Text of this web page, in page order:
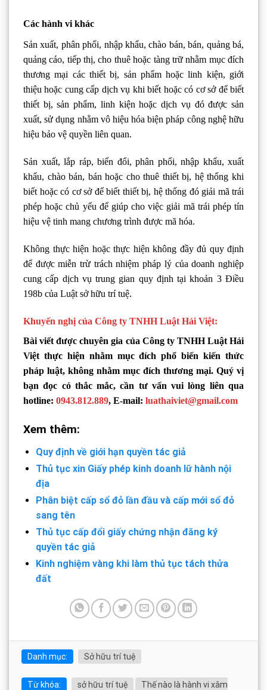
Các hành vi khác
Sản xuất, phân phối, nhập khẩu, chào bán, bán, quảng bá,
quảng cáo, tiếp thị, cho thuê hoặc tàng trữ nhằm mục đích
thương mại các thiết bị, sản phẩm hoặc linh kiện, giới
thiệu hoặc cung cấp dịch vụ khi biết hoặc có cơ sở để biết
thiết bị, sản phẩm, linh kiện hoặc dịch vụ đó được sản
xuất, sử dụng nhằm vô hiệu hóa biện pháp công nghệ hữu
hiệu bảo vệ quyền liên quan.
Sản xuất, lắp ráp, biến đổi, phân phối, nhập khẩu, xuất
khẩu, chào bán, bán hoặc cho thuê thiết bị, hệ thống khi
biết hoặc có cơ sở để biết thiết bị, hệ thống đó giải mã trái
phép hoặc chủ yếu để giúp cho việc giải mã trái phép tín
hiệu vệ tinh mang chương trình được mã hóa.
Không thực hiện hoặc thực hiện không đầy đủ quy định
để được miễn trừ trách nhiệm pháp lý của doanh nghiệp
cung cấp dịch vụ trung gian quy định tại khoản 3 Điều
198b của Luật sở hữu trí tuệ.
Khuyến nghị của Công ty TNHH Luật Hải Việt:
Bài viết được chuyên gia của Công ty TNHH Luật Hải
Việt thực hiện nhằm mục đích phổ biến kiến thức
pháp luật, không nhằm mục đích thương mại. Quý vị
bạn đọc có thắc mắc, cần tư vấn vui lòng liên qua
hotline: 0943.812.889, E-mail: luathaiviet@gmail.com
Xem thêm:
Quy định về giới hạn quyền tác giả
Thủ tục xin Giấy phép kinh doanh lữ hành nội
địa
Phân biệt cấp sổ đỏ lần đầu và cấp mới sổ đỏ
sang tên
Thủ tục cấp đổi giấy chứng nhận đăng ký
quyền tác giả
Kinh nghiệm vàng khi làm thủ tục tách thửa
đất
Danh mục: Sở hữu trí tuệ
Từ khóa: sở hữu trí tuệ
Thế nào là hành vi xâm